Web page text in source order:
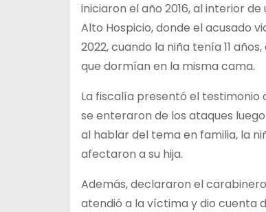
iniciaron el año 2016, al interior
Alto Hospicio, donde el acusado
2022, cuando la niña tenía 11
que dormían en la misma cama.
La fiscalía presentó el testimonio
se enteraron de los ataques
al hablar del tema en familia, la
afectaron a su hija.
Además, declararon el
atendió a la víctima y dio cuenta